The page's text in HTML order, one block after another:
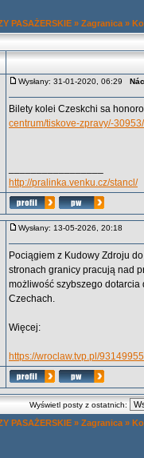
PASAŻERSKIE » Zagranica »
Wysłany: 31-01-2020, 06:29
Bilety kolei Czeskchi sa
centrum/tiskove-zpravy/-30953/
http://pralinka.venku.cz/stancl/
Wysłany: 13-05-2026, 20:18
Pociągiem z Kudowy Zdroju
stronach granicy pracują nad
możliwość szybszego dotarcia
Czechach.
Więcej:
https://wroclaw.tvp.pl/
Wyświetl posty z ostatnich:
PASAŻERSKIE » Zagranica »